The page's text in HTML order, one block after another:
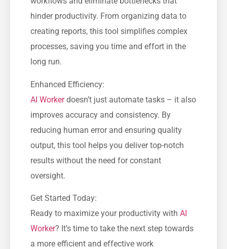
hinder productivity. From organizing data to
creating reports, this tool simplifies complex
processes, saving you time and effort in the
long run.
Enhanced Efficiency:
AI Workerdoesn’t just automate tasks – it also
improves accuracy and consistency. By
reducing human error and ensuring quality
output, this tool helps you deliver top-notch
results without the need for constant
oversight.
Get Started Today:
Ready to maximize your productivity with AI
Worker? It’s time to take the next step towards
a more efficient and effective work